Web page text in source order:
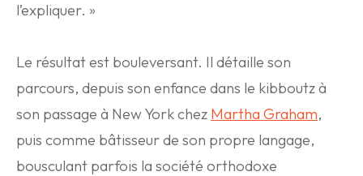
l’expliquer. »
Le résultat est bouleversant. Il détaille son
parcours, depuis son enfance dans le kibboutz à
son passage à New York chez Martha Graham,
puis comme bâtisseur de son propre langage,
bousculant parfois la société orthodoxe